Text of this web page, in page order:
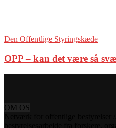
Den Offentlige Styringskæde
OPP – kan det være så
OM OS